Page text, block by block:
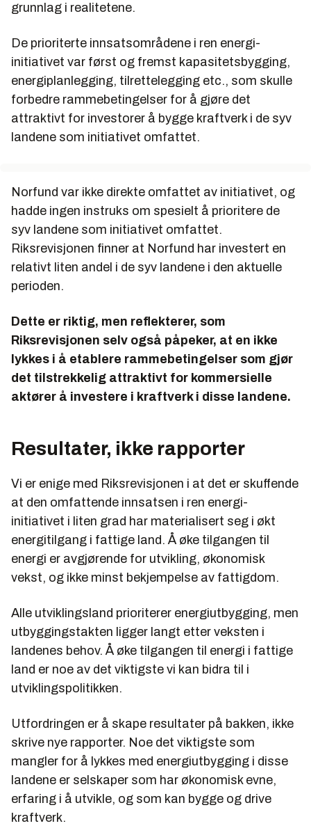
grunnlag i realitetene.
De prioriterte innsatsområdene i ren energi-
initiativet var først og fremst kapasitetsbygging,
energiplanlegging, tilrettelegging etc., som skulle
forbedre rammebetingelser for å gjøre det
attraktivt for investorer å bygge kraftverk i de syv
landene som initiativet omfattet.
Norfund var ikke direkte omfattet av initiativet, og
hadde ingen instruks om spesielt å prioritere de
syv landene som initiativet omfattet.
Riksrevisjonen finner at Norfund har investert en
relativt liten andel i de syv landene i den aktuelle
perioden.
Dette er riktig, men reflekterer, som
Riksrevisjonen selv også påpeker, at en ikke
lykkes i å etablere rammebetingelser som gjør
det tilstrekkelig attraktivt for kommersielle
aktører å investere i kraftverk i disse landene.
Resultater, ikke rapporter
Vi er enige med Riksrevisjonen i at det er skuffende
at den omfattende innsatsen i ren energi-
initiativet i liten grad har materialisert seg i økt
energitilgang i fattige land. Å øke tilgangen til
energi er avgjørende for utvikling, økonomisk
vekst, og ikke minst bekjempelse av fattigdom.
Alle utviklingsland prioriterer energiutbygging, men
utbyggingstakten ligger langt etter veksten i
landenes behov. Å øke tilgangen til energi i fattige
land er noe av det viktigste vi kan bidra til i
utviklingspolitikken.
Utfordringen er å skape resultater på bakken, ikke
skrive nye rapporter. Noe det viktigste som
mangler for å lykkes med energiutbygging i disse
landene er selskaper som har økonomisk evne,
erfaring i å utvikle, og som kan bygge og drive
kraftverk.